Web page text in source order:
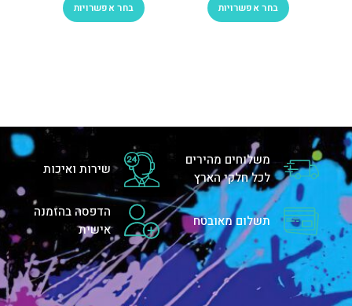
בחר אפשרויות בחר אפשרויות
משלוחים מהירים
לכל חלקי הארץ
שירות ואיכות
תשלום מאובטח
הדפסה בהזמנה
אישית